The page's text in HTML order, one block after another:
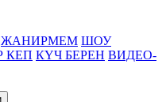
ЖАНИРМЕМ ШОУ
КЕП КҮЧ БЕРЕН ВИДЕО-